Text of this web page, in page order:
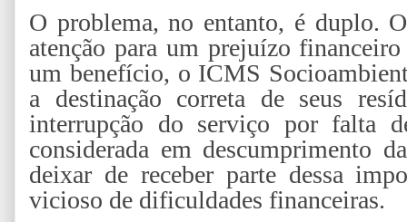
O problema, no entanto, é duplo.
atenção para um prejuízo
um benefício, o ICMS
a destinação correta de seus
interrupção do serviço por falta
considerada em descumprimento
deixar de receber parte dessa
vicioso de dificuldades financeiras.